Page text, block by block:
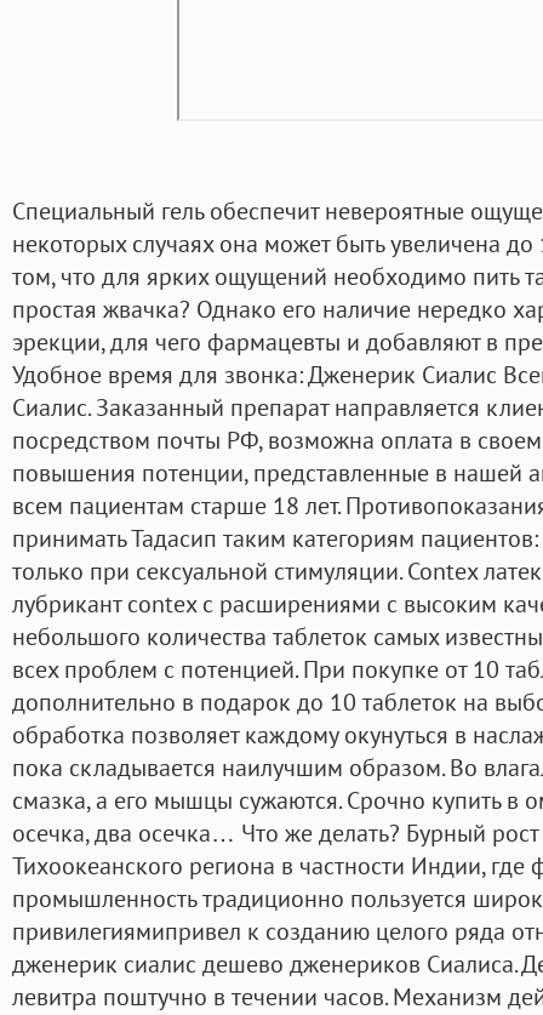
Специальный гель обеспечит невероятные
некоторых случаях она может быть увеличена
том, что для ярких ощущений необходимо пить
простая жвачка? Однако его наличие нередко
эрекции, для чего фармацевты и добавляют в
Удобное время для звонка: Дженерик Сиалис
Сиалис. Заказанный препарат направляется
посредством почты РФ, возможна оплата в
повышения потенции, представленные в нашей
всем пациентам старше 18 лет.
принимать Тадасип таким категориям
только при сексуальной стимуляции. Contex
лубрикант contex с расширениями с высоким
небольшого количества таблеток самых
всех проблем с потенцией. При покупке от 10
дополнительно в подарок до 10 таблеток на
обработка позволяет каждому окунуться в
пока складывается наилучшим образом. Во
смазка, а его мышцы сужаются. Срочно купить в
осечка, два осечка… Что же делать? Бурный
Тихоокеанского региона в частности Индии, где
промышленность традиционно пользуется
привилегиямипривел к созданию целого ряда
дженерик сиалис дешево дженериков Сиалиса.
левитра поштучно в течении часов. Механизм